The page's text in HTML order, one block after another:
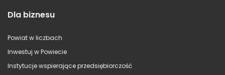
Dla biznesu
Powiat w liczbach
Inwestuj w Powiecie
Instytucje wspierające przedsiębiorczość